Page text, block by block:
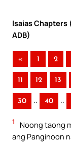
Isaias Chapters
ADB)
« 1 2
11 12 13
30 .. 40 ..
1
Noong taong
ang Panginoon